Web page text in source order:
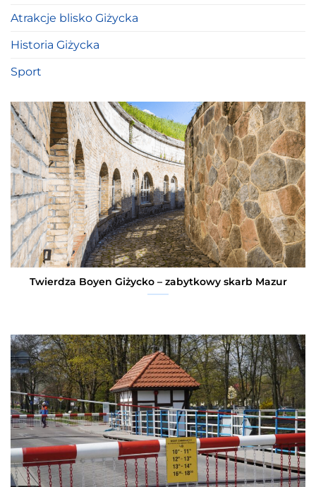
Atrakcje blisko Giżycka
Historia Giżycka
Sport
Twierdza Boyen Giżycko – zabytkowy skarb Mazur